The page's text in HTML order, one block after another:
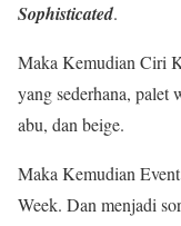
Sophisticated.
Maka Kemudian Ciri
yang sederhana, palet
abu, dan beige.
Maka Kemudian
Week. Dan menjadi